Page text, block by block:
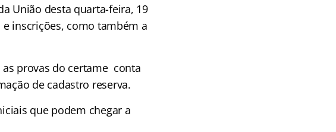
União desta quarta-feira, 19
inscrições, como também a
as provas do certame conta
de cadastro reserva.
que podem chegar a